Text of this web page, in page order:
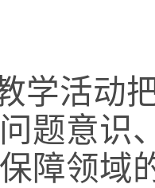
学活动
题意识
障领域